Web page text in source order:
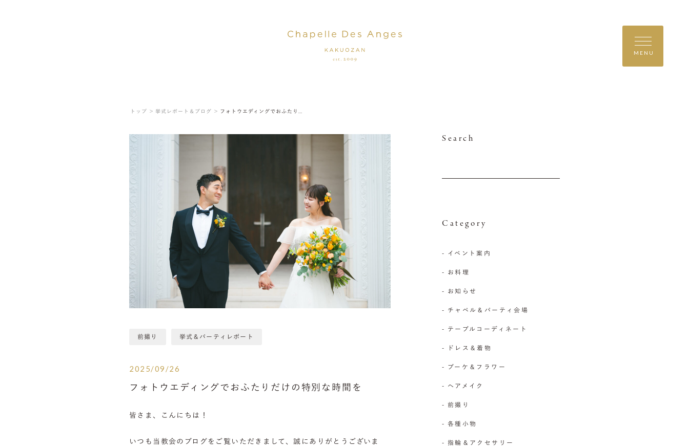
MENU
トップ ＞ 挙式レポート＆ブログ ＞
前撮り 挙式＆パーティレポート
2025/09/26
フォトウエディングでおふたりだけの特別な時間を
皆さま、こんにちは！
いつも当教会のブログをご覧いただきまして、誠にありがとうございま
Search
Category
- イベント案内
- お料理
- お知らせ
- チャペル＆パーティ会場
- テーブルコーディネート
- ドレス＆着物
- ブーケ＆フラワー
- ヘアメイク
- 前撮り
- 各種小物
- 指輪＆アクセサリー